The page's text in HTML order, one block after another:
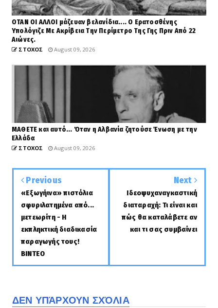
ΟΤΑΝ ΟΙ ΑΛΛΟΙ μάζευαν βελανίδια.... Ο Ερατοσθένης
Υπολόγιζε Με Ακρίβεια Την Περίμετρο Της Γης Πριν Από 22
Αιώνες.
ΣΤΟΧΟΣ August 09, 2026
ΜΑΘΕΤΕ και αυτό... Όταν η Αλβανία ζητούσε Ένωση με την
Ελλάδα
ΣΤΟΧΟΣ August 09, 2026
Previous
«Εξωγήινα» πιστόλια
σφυριλατημένα από...
μετεωρίτη - Η
εκπληκτική διαδικασία
παραγωγής τους!
ΒΙΝΤΕΟ
Next
Ιδεοψυχαναγκαστική
διαταραχή: Τι είναι και
πώς θα καταλάβετε αν
και τι σας συμβαίνει
ΔΕΝ ΥΠΆΡΧΟΥΝ ΣΧΌΛΙΑ